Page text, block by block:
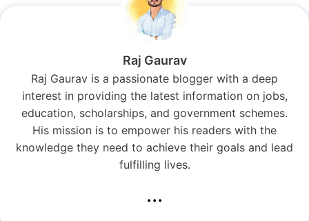
Raj Gaurav
Raj Gaurav is a passionate blogger with a deep
interest in providing the latest information on jobs,
education, scholarships, and government schemes.
His mission is to empower his readers with the
knowledge they need to achieve their goals and lead
fulfilling lives.
...